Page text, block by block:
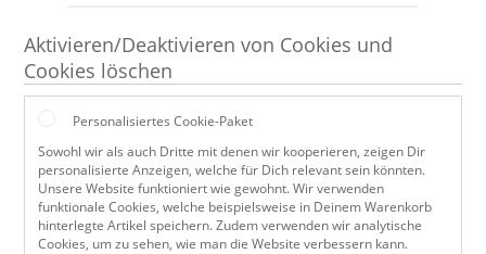
Aktivieren/Deaktivieren von Cookies und
Cookies löschen
Personalisiertes Cookie-Paket
Sowohl wir als auch Dritte mit denen wir kooperieren, zeigen Dir
personalisierte Anzeigen, welche für Dich relevant sein könnten.
Unsere Website funktioniert wie gewohnt. Wir verwenden
funktionale Cookies, welche beispielsweise in Deinem Warenkorb
hinterlegte Artikel speichern. Zudem verwenden wir analytische
Cookies, um zu sehen, wie man die Website verbessern kann.